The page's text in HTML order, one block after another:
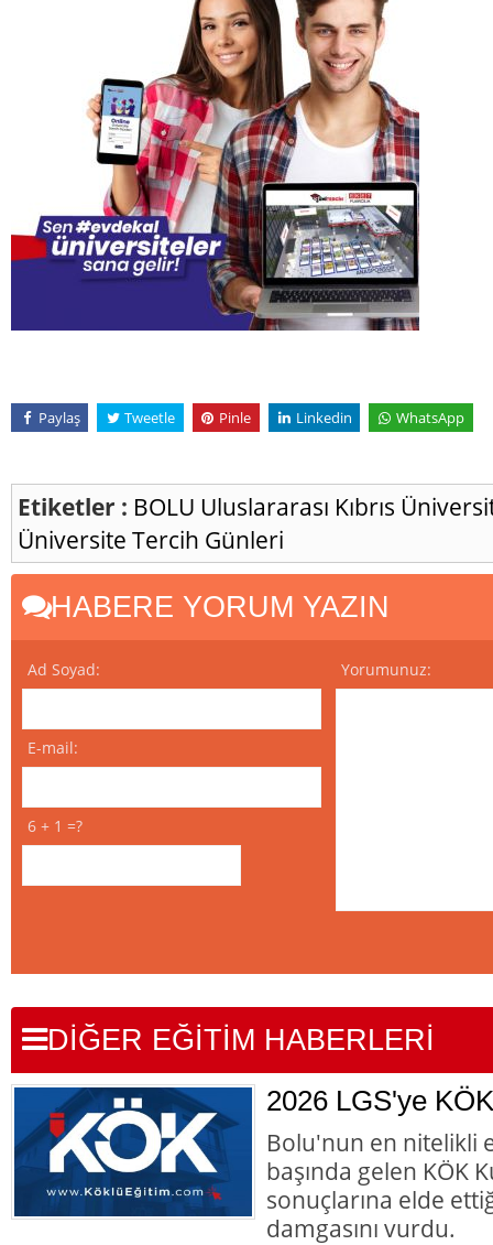
Paylaş Tweetle Pinle Linkedin WhatsApp
Etiketler : BOLU Uluslararası Kıbrıs
Üniversite Tercih Günleri
HABERE YORUM YAZIN
Ad Soyad:
E-mail:
6 + 1 =?
Yorumunuz:
DİĞER EĞİTİM HABERLERİ
2026 LGS'ye
Bolu'nun en nitelikli
başında gelen KÖK
sonuçlarına elde
damgasını vurdu.